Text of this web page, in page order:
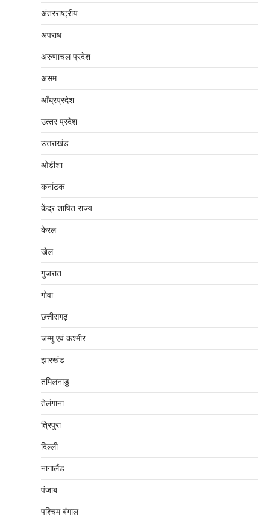
अंतरराष्‍ट्रीय
अपराध
अरुणाचल प्रदेश
असम
आँध्रप्रदेश
उत्‍तर प्रदेश
उत्तराखंड
ओड़ीशा
कर्नाटक
केंद्र शाषित राज्य
केरल
खेल
गुजरात
गोवा
छत्तीसगढ़
जम्‍मू एवं कश्‍मीर
झारखंड
तमिलनाडु
तेलंगाना
त्रिपुरा
दिल्‍ली
नागालैंड
पंजाब
पश्चिम बंगाल